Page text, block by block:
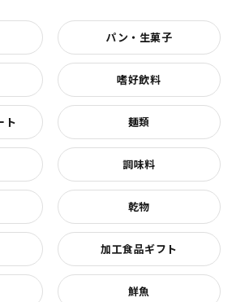
パン・生菓子
嗜好飲料
ト 麺類
調味料
乾物
加工食品ギフト
鮮魚